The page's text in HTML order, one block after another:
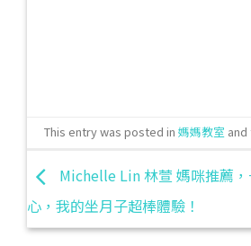
This entry was posted in媽媽教室
Michelle Lin 林萱 媽咪推薦
心，我的坐月子超棒體驗！